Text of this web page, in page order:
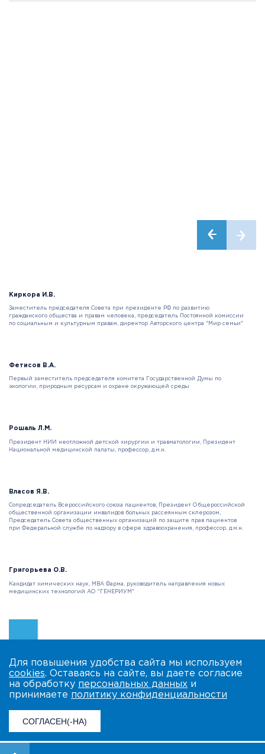
Киркора И.В.
Заместитель председателя Совета при президенте РФ по развитию
гражданского общества и правам человека, председатель Постоянной комиссии
по социальным и культурным правам, директор Авторского центра "Мир семьи"
Фетисов В.А.
Первый заместитель председателя комитета Государственной Думы по
экологии, природным ресурсам и охране окружающей среды
Рошаль Л.М.
Президент НИИ неотложной детской хирургии и травматологии, Президент
Национальной медицинской палаты, профессор, д.м.н.
Власов Я.В.
Сопредседатель Всероссийского союза пациентов, Президент Общероссийской
общественной организации инвалидов больных рассеянным склерозом,
Председатель Совета общественных организаций по защите прав пациентов
при Федеральной службе по надзору в сфере здравоохранения, профессор, д.м.н.
Григорьева О.В.
Кандидат химических наук, MBA Фарма, руководитель направления новых
медицинских технологий АО "ГЕНЕРИУМ"
Для повышения удобства сайта мы используем
cookies. Оставаясь на сайте, вы даете согласие
на обработку персональных данных и
принимаете политику конфиденциальности
СОГЛАСЕН(-НА)